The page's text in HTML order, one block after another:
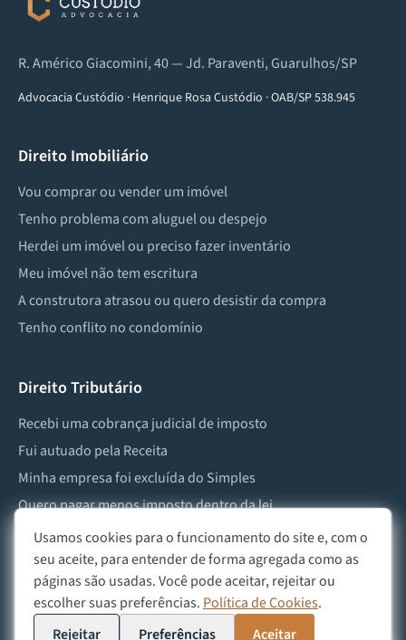
R. Américo Giacomini, 40 — Jd. Paraventi, Guarulhos/SP
Advocacia Custódio · Henrique Rosa Custódio ·OAB/SP 538.945
Direito Imobiliário
Vou comprar ou vender um imóvel
Tenho problema com aluguel ou despejo
Herdei um imóvel ou preciso fazer inventário
Meu imóvel não tem escritura
A construtora atrasou ou quero desistir da compra
Tenho conflito no condomínio
Direito Tributário
Recebi uma cobrança judicial de imposto
Fui autuado pela Receita
Minha empresa foi excluída do Simples
Quero pagar menos imposto dentro da lei
Preciso lidar com imposto de herança ou doação
2026Advocacia Custódio
Política de Privacidade Política de Cookies Aviso Legal
Usamos cookies para o funcionamento do site e, com o
seu aceite, para entender de forma agregada como as
páginas são usadas. Você pode aceitar, rejeitar ou
escolher suas preferências. Política de Cookies.
Rejeitar
Preferências Aceitar